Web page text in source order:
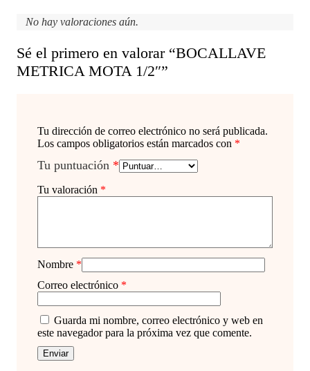
No hay valoraciones aún.
Sé el primero en valorar “BOCALLAVE
METRICA MOTA 1/2″”
Tu dirección de correo electrónico no será publicada.
Los campos obligatorios están marcados con *
Tu puntuación *
Tu valoración *
Nombre *
Correo electrónico *
Guarda mi nombre, correo electrónico y web en
este navegador para la próxima vez que comente.